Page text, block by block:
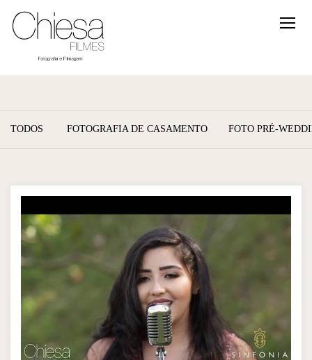
TODOS FOTOGRAFIA DE CASAMENTO FOTO PRÉ-